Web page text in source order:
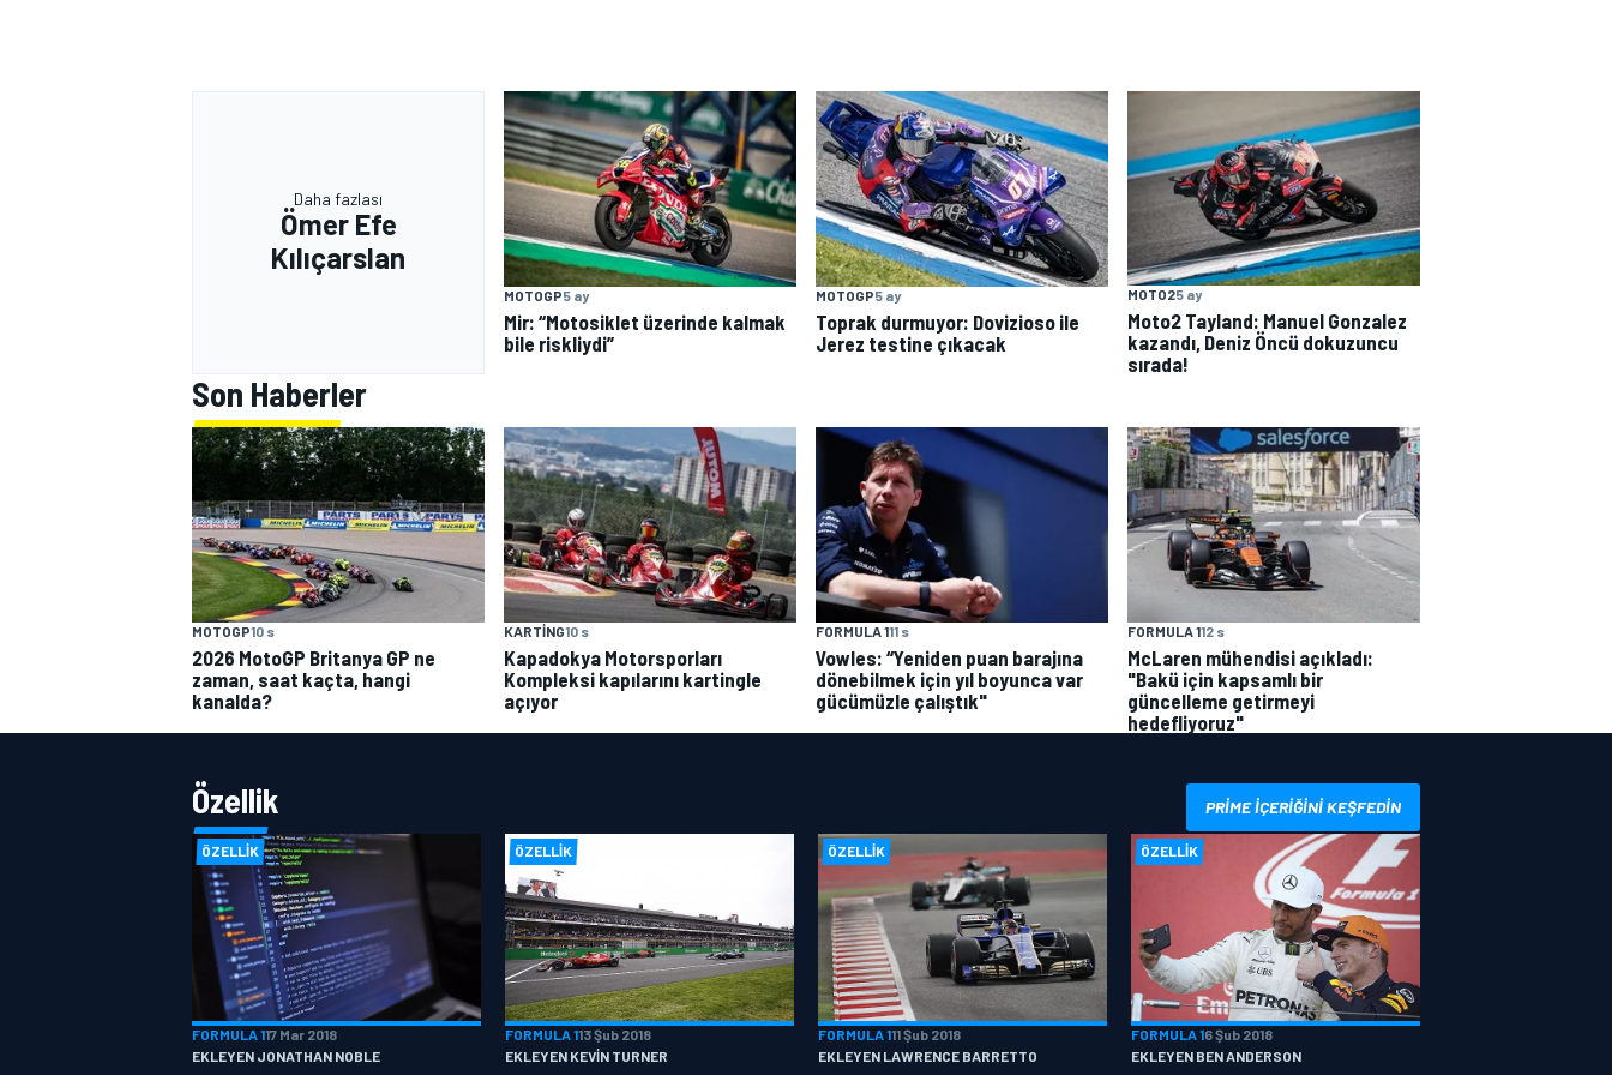
Daha fazlası
Ömer Efe
Kılıçarslan
MOTOGP5 ay
Mir: “Motosiklet üzerinde kalmak
bile riskliydi”
MOTOGP5 ay
Toprak durmuyor: Dovizioso ile
Jerez testine çıkacak
MOTO25 ay
Moto2 Tayland: Manuel Gonzalez
kazandı, Deniz Öncü dokuzuncu
sırada!
Son Haberler
MOTOGP10 s
2026 MotoGP Britanya GP ne
zaman, saat kaçta, hangi
kanalda?
KARTING10 s
Kapadokya Motorsporları
Kompleksi kapılarını kartingle
açıyor
FORMULA 111 s
Vowles: “Yeniden puan barajına
dönebilmek için yıl boyunca var
gücümüzle çalıştık"
FORMULA 112 s
McLaren mühendisi açıkladı:
"Bakü için kapsamlı bir
güncelleme getirmeyi
hedefliyoruz"
Özellik PRIME IÇERIĞINI KEŞFEDIN
ÖZELLIK
FORMULA 117 Mar 2018
EKLEYEN JONATHAN NOBLE
ÖZELLIK
FORMULA 113 Şub 2018
EKLEYEN KEVIN TURNER
ÖZELLIK
FORMULA 111 Şub 2018
EKLEYEN LAWRENCE BARRETTO
ÖZELLIK
FORMULA 16 Şub 2018
EKLEYEN BEN ANDERSON